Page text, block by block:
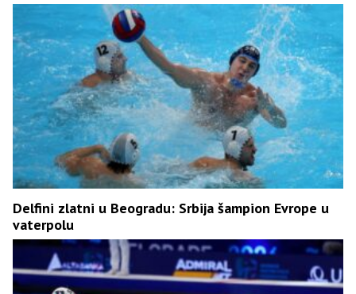
Delfini zlatni u Beogradu: Srbija šampion Evrope u
vaterpolu